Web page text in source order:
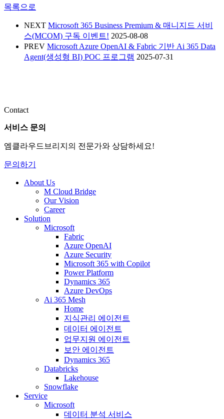
목록으로
NEXT Microsoft 365 Business Premium & 매니지드 서비
스(MCOM) 구독 이벤트! 2025-08-08
PREV Microsoft Azure OpenAI & Fabric 기반 Ai 365 Data
Agent(생성형 BI) POC 프로그램 2025-07-31
Contact
서비스 문의
엠클라우드브리지의 전문가와 상담하세요!
문의하기
About Us
M Cloud Bridge
Our Vision
Career
Solution
Microsoft
Fabric
Azure OpenAI
Azure Security
Microsoft 365 with Copilot
Power Platform
Dynamics 365
Azure DevOps
Ai 365 Mesh
Home
지식관리 에이전트
데이터 에이전트
업무지원 에이전트
보안 에이전트
Dynamics 365
Databricks
Lakehouse
Snowflake
Service
Microsoft
데이터 분석 서비스